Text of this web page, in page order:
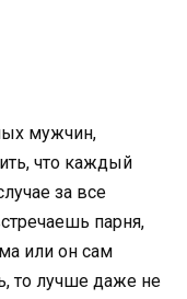
мужчин,
что каждый
за все
парня,
или он сам
то лучше даже не